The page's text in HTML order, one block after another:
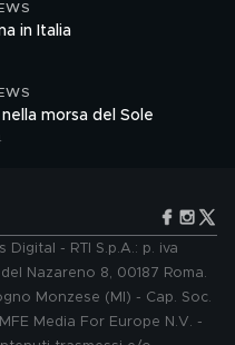
in Italia
morsa del Sole
- RTI S.p.A.: p. iva
Nazareno 8, 00187 Roma.
Monzese (MI) - Cap. Soc.
Media For Europe N.V. -